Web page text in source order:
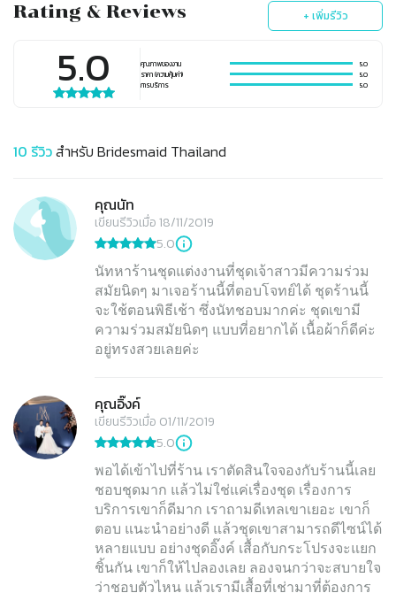
Rating & Reviews + เพิ่มรีวิว
5.0 คุณภาพของงาน
5.0
ราคา (ความคุ้มค่า)
5.0
การบริการ
5.0
10 รีวิวสำหรับ Bridesmaid Thailand
คุณนัท
เขียนรีวิวเมื่อ 18/11/2019
5.0
นัทหาร้านชุดแต่งงานที่ชุดเจ้าสาวมีความร่วม
สมัยนิดๆ มาเจอร้านนี้ที่ตอบโจทย์ได้ ชุดร้านนี้
จะใช้ตอนพิธีเช้า ซึ่งนัทชอบมากค่ะ ชุดเขามี
ความร่วมสมัยนิดๆ แบบที่อยากได้ เนื้อผ้าก็ดีค่ะ
อยู่ทรงสวยเลยค่ะ
คุณอิ๊งค์
เขียนรีวิวเมื่อ 01/11/2019
5.0
พอได้เข้าไปที่ร้าน เราตัดสินใจจองกับร้านนี้เลย
ชอบชุดมาก แล้วไม่ใช่แค่เรื่องชุด เรื่องการ
บริการเขาก็ดีมาก เราถามดีเทลเขาเยอะ เขาก็
ตอบ แนะนำอย่างดี แล้วชุดเขาสามารถดีไซน์ได้
หลายแบบ อย่างชุดอิ๊งค์ เสื้อกับกระโปรงจะแยก
ชิ้นกัน เขาก็ให้ไปลองเลย ลองจนกว่าจะสบายใจ
ว่าชอบตัวไหน แล้วเรามีเสื้อที่เช่ามาที่ต้องการ